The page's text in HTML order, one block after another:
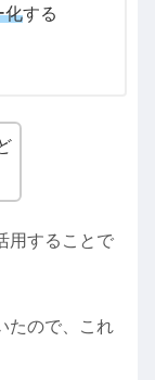
化する
用することで
たので、これ